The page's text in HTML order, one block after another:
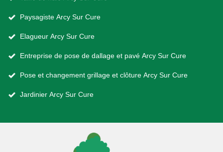
Paysagiste Arcy Sur Cure
Elagueur Arcy Sur Cure
Entreprise de pose de dallage et pavé Arcy Sur Cure
Pose et changement grillage et clôture Arcy Sur Cure
Jardinier Arcy Sur Cure